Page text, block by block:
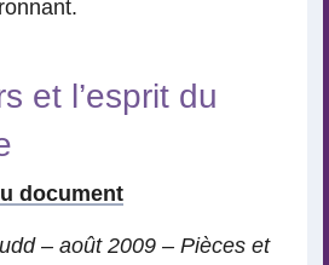
et l’esprit du
document
– août 2009 – Pièces et